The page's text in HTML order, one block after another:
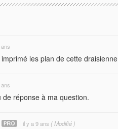
les plan de cette draisienne
réponse à ma question.
il y a 9 ans ( Modifié )